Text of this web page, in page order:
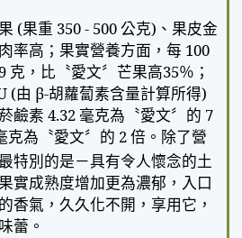
(果重 350 - 500公克) 、果皮金
率高；果實營養方面，每 100
克，比〝愛文〞芒果高35％；
(由 β-胡蘿蔔素含量計算所得)
鹼素 4.32 毫克為〝愛文〞的 7
克為〝愛文〞的 2倍。除了營
特別的是－具有令人懷念的土
實成熟度增加更為濃郁，入口
香氣，久久化不開，享用它，
蕾。